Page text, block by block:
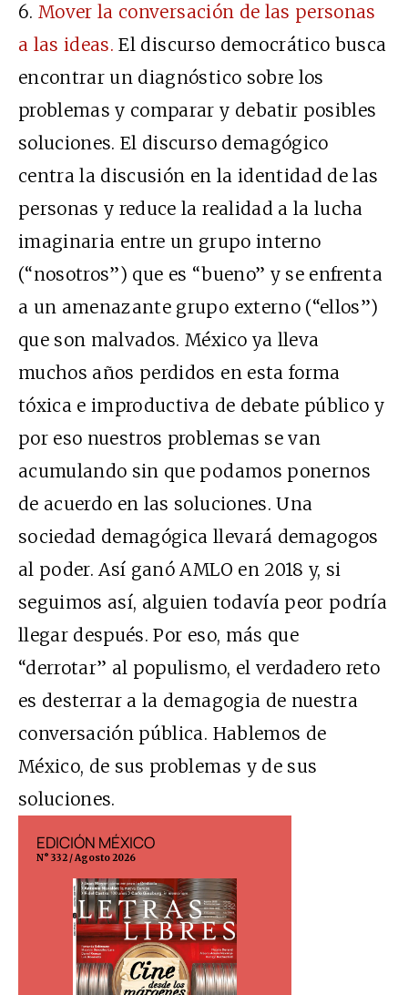
6.Mover la conversación de las personas
a las ideas. El discurso democrático busca
encontrar un diagnóstico sobre los
problemas y comparar y debatir posibles
soluciones. El discurso demagógico
centra la discusión en la identidad de las
personas y reduce la realidad a la lucha
imaginaria entre un grupo interno
(“nosotros”) que es “bueno” y se enfrenta
a un amenazante grupo externo (“ellos”)
que son malvados. México ya lleva
muchos años perdidos en esta forma
tóxica e improductiva de debate público y
por eso nuestros problemas se van
acumulando sin que podamos ponernos
de acuerdo en las soluciones. Una
sociedad demagógica llevará demagogos
al poder. Así ganó AMLO en 2018 y, si
seguimos así, alguien todavía peor podría
llegar después. Por eso, más que
“derrotar” al populismo, el verdadero reto
es desterrar a la demagogia de nuestra
conversación pública. Hablemos de
México, de sus problemas y de sus
soluciones.
EDICIÓN MÉXICO
N° 332 / Agosto 2026